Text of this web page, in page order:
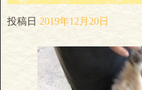
投稿日 2019年12月20日